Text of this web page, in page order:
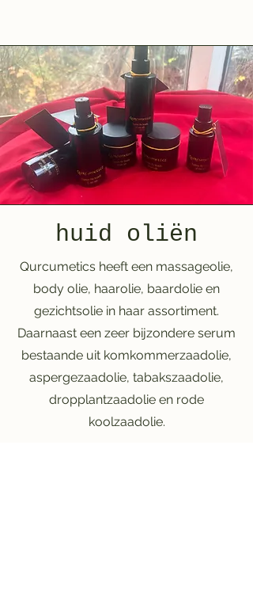
huid oliën
Qurcumetics heeft een massageolie,
body olie, haarolie, baardolie en
gezichtsolie in haar assortiment.
Daarnaast een zeer bijzondere serum
bestaande uit komkommerzaadolie,
aspergezaadolie, tabakszaadolie,
dropplantzaadolie en rode
koolzaadolie.